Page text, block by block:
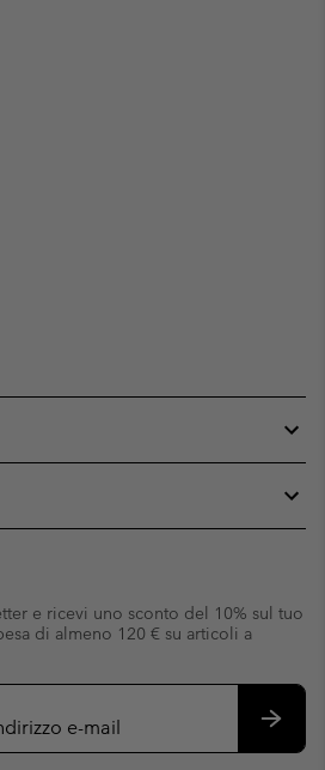
e ricevi uno sconto del 10% sul tuo
di almeno 120 € su articoli a